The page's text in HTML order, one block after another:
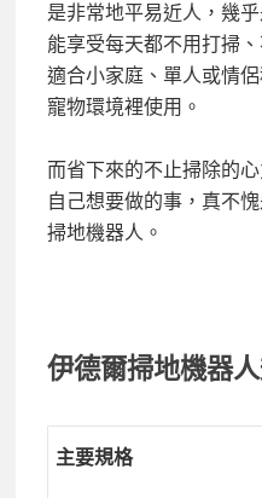
是非常地平易近人，幾
能享受每天都不用打掃
適合小家庭、單人或情
寵物環境裡使用。
而省下來的不止掃除的
自己想要做的事，真不
掃地機器人。
伊德爾掃地機器
主要規格